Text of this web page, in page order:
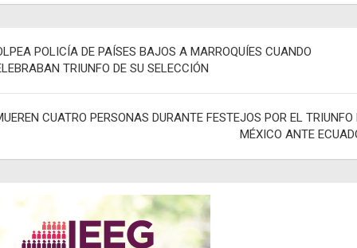
POLICÍA DE PAÍSES BAJOS A MARROQUÍES CUANDO
TRIUNFO DE SU SELECCIÓN
CUATRO PERSONAS DURANTE FESTEJOS POR EL TRIUNFO
MÉXICO ANTE